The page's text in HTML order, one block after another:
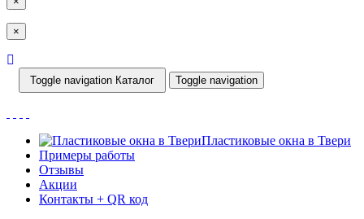
×
Toggle navigation Каталог Toggle navigation
Пластиковые окна в Твери
Примеры работы
Отзывы
Акции
Контакты + QR код